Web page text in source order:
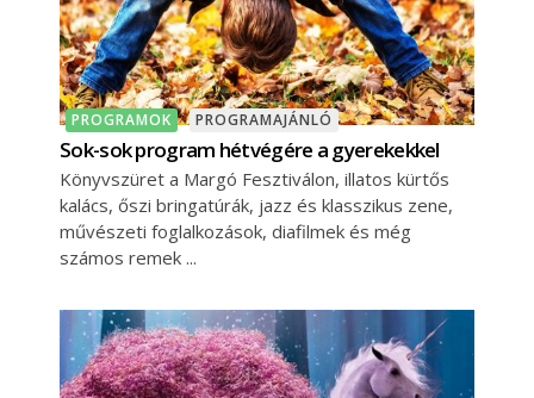
PROGRAMOK PROGRAMAJÁNLÓ
Sok-sok program hétvégére a gyerekekkel
Könyvszüret a Margó Fesztiválon, illatos kürtős
kalács, őszi bringatúrák, jazz és klasszikus zene,
művészeti foglalkozások, diafilmek és még
számos remek